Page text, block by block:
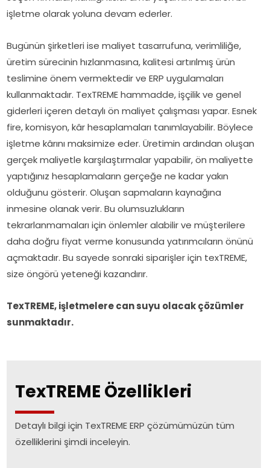
işletme olarak yoluna devam ederler.
Bugünün şirketleri ise maliyet tasarrufuna, verimliliğe,
üretim sürecinin hızlanmasına, kalitesi artırılmış ürün
teslimine önem vermektedir ve ERP uygulamaları
kullanmaktadır. TexTREME hammadde, işçilik ve genel
giderleri içeren detaylı ön maliyet çalışması yapar. Esnek
fire, komisyon, kâr hesaplamaları tanımlayabilir. Böylece
işletme kârını maksimize eder. Üretimin ardından oluşan
gerçek maliyetle karşılaştırmalar yapabilir, ön maliyette
yaptığınız hesaplamaların gerçeğe ne kadar yakın
olduğunu gösterir. Oluşan sapmaların kaynağına
inmesine olanak verir. Bu olumsuzlukların
tekrarlanmamaları için önlemler alabilir ve müşterilere
daha doğru fiyat verme konusunda yatırımcıların önünü
açmaktadır. Bu sayede sonraki siparişler için texTREME,
size öngörü yeteneği kazandırır.
TexTREME, işletmelere can suyu olacak çözümler
sunmaktadır.
TexTREME Özellikleri
Detaylı bilgi için TexTREME ERP çözümümüzün tüm
özelliklerini şimdi inceleyin.